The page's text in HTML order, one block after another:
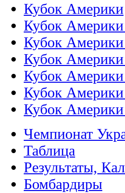
Кубок Америки
Кубок
Кубок Америки
Кубок
Кубок
Кубок
Кубок Америки
Чемпионат
Таблица
Результаты,
Бомбардиры